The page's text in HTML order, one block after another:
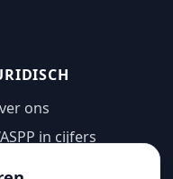
ons
in cijfers